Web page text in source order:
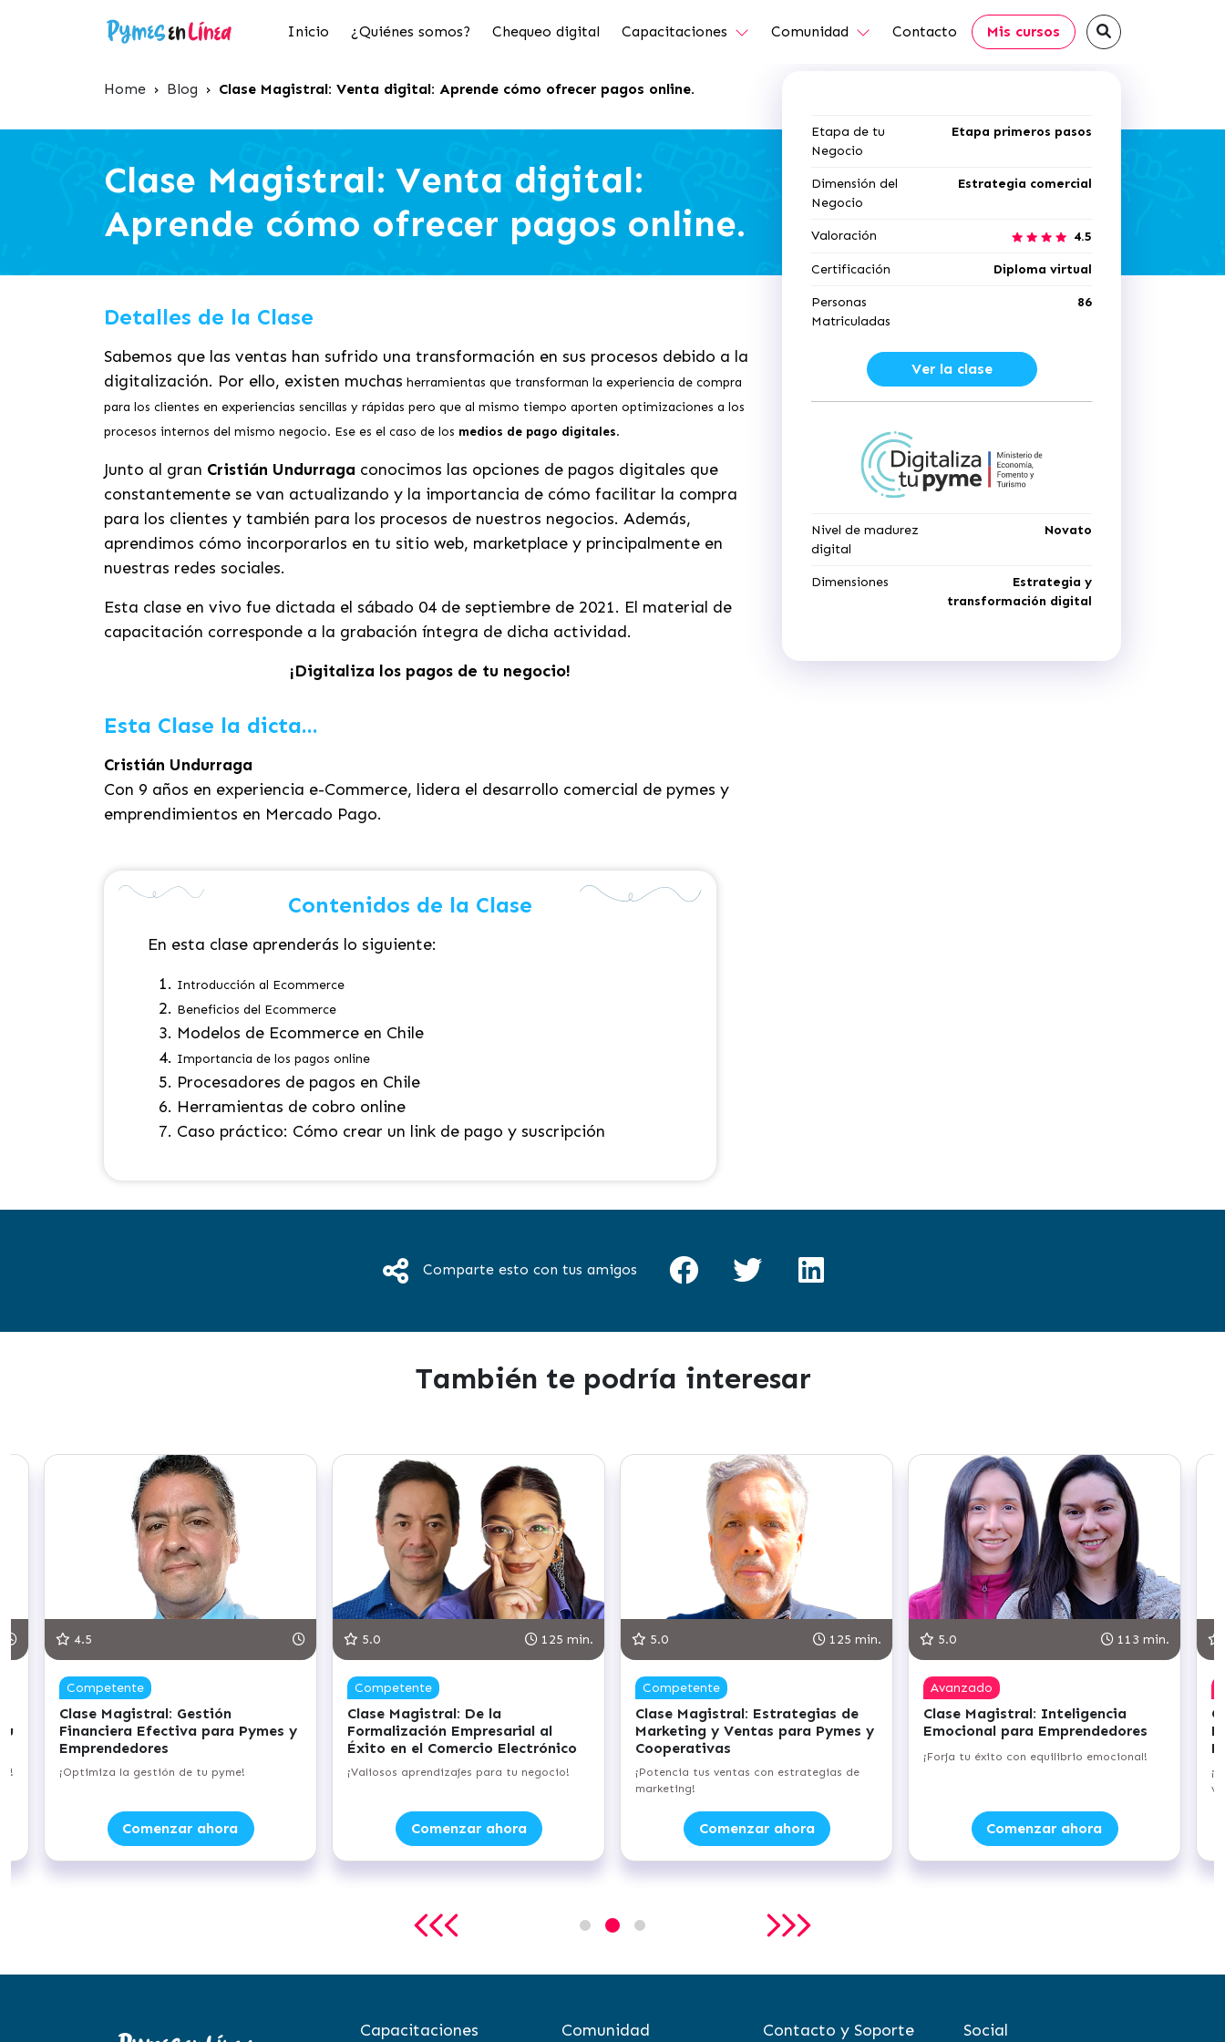
Inicio ¿Quiénes somos? Chequeo digital Capacitaciones Comunidad Contacto Mis cursos
Home › Blog › Clase Magistral: Venta digital: Aprende cómo ofrecer pagos online.
Clase Magistral: Venta digital:
Aprende cómo ofrecer pagos online.
Etapa de tu
Negocio
Etapa primeros pasos
Dimensión del
Negocio
Estrategia comercial
Valoración 4.5
Certificación Diploma virtual
Personas
Matriculadas
86
Ver la clase
Nivel de madurez
digital
Novato
Dimensiones
Estrategia y
transformación digital
Detalles de la Clase
Sabemos que las ventas han sufrido una transformación en sus procesos debido a la
digitalización. Por ello, existen muchas herramientas que transforman la experiencia de compra
para los clientes en experiencias sencillas y rápidas pero que al mismo tiempo aporten optimizaciones a los
procesos internos del mismo negocio. Ese es el caso de los medios de pago digitales.
Junto al gran Cristián Undurraga conocimos las opciones de pagos digitales que
constantemente se van actualizando y la importancia de cómo facilitar la compra
para los clientes y también para los procesos de nuestros negocios. Además,
aprendimos cómo incorporarlos en tu sitio web, marketplace y principalmente en
nuestras redes sociales.
Esta clase en vivo fue dictada el sábado 04 de septiembre de 2021. El material de
capacitación corresponde a la grabación íntegra de dicha actividad.
¡Digitaliza los pagos de tu negocio!
Esta Clase la dicta...
Cristián Undurraga
Con 9 años en experiencia e-Commerce, lidera el desarrollo comercial de pymes y
emprendimientos en Mercado Pago.
Contenidos de la Clase
En esta clase aprenderás lo siguiente:
Introducción al Ecommerce
Beneficios del Ecommerce
Modelos de Ecommerce en Chile
Importancia de los pagos online
Procesadores de pagos en Chile
Herramientas de cobro online
Caso práctico: Cómo crear un link de pago y suscripción
Comparte esto con tus amigos
También te podría interesar
4.5
Competente
Clase Magistral: Gestión
Financiera Efectiva para Pymes y
Emprendedores
¡Optimiza la gestión de tu pyme!
Comenzar ahora
5.0 125 min.
Competente
Clase Magistral: De la
Formalización Empresarial al
Éxito en el Comercio Electrónico
¡Valiosos aprendizajes para tu negocio!
Comenzar ahora
5.0 125 min.
Competente
Clase Magistral: Estrategias de
Marketing y Ventas para Pymes y
Cooperativas
¡Potencia tus ventas con estrategias de
marketing!
Comenzar ahora
5.0 113 min.
Avanzado
Clase Magistral: Inteligencia
Emocional para Emprendedores
¡Forja tu éxito con equilibrio emocional!
Comenzar ahora
Capacitaciones Comunidad Contacto y Soporte Social